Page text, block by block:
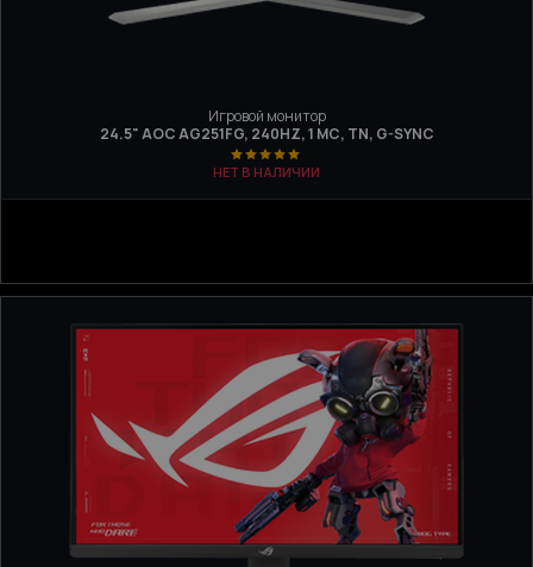
Игровой монитор
24.5" AOC AG251FG, 240HZ, 1 МС, TN, G-SYNC
НЕТ В НАЛИЧИИ